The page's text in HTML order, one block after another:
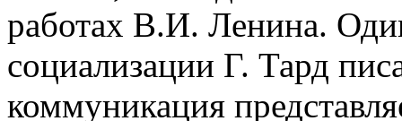
работах В.И. Ленина.
социализации Г. Тард
коммуникация